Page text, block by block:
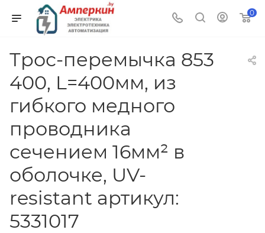
0
Трос-перемычка 853
400, L=400мм, из
гибкого медного
проводника
сечением 16мм² в
оболочке, UV-
resistant артикул:
5331017